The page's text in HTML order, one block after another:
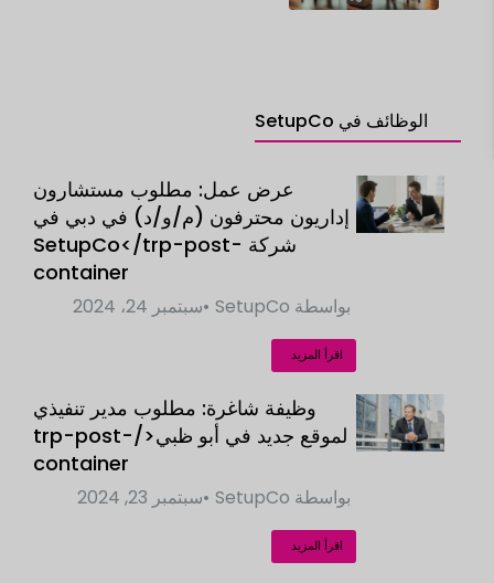
الوظائف في SetupCo
عرض عمل: مطلوب مستشارون
إداريون محترفون (م/و/د) في دبي في
شركة SetupCo</trp-post-
container
بواسطة SetupCo سبتمبر 24، 2024
اقرأ المزيد
وظيفة شاغرة: مطلوب مدير تنفيذي
لموقع جديد في أبو ظبي</trp-post-
container
بواسطة SetupCo سبتمبر 23, 2024
اقرأ المزيد